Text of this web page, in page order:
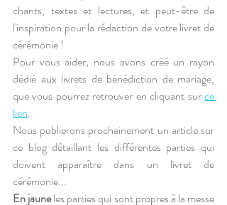
chants, textes et lectures, et peut-être de
l'inspiration pour la rédaction de votre livret de
cérémonie !
Pour vous aider, nous avons créé un rayon
dédié aux livrets de bénédiction de mariage,
que vous pourrez retrouver en cliquant sur ce
lien.
Nous publierons prochainement un article sur
ce blog détaillant les différentes parties qui
doivent apparaître dans un livret de
cérémonie...
En jaune les parties qui sont propres à la messe